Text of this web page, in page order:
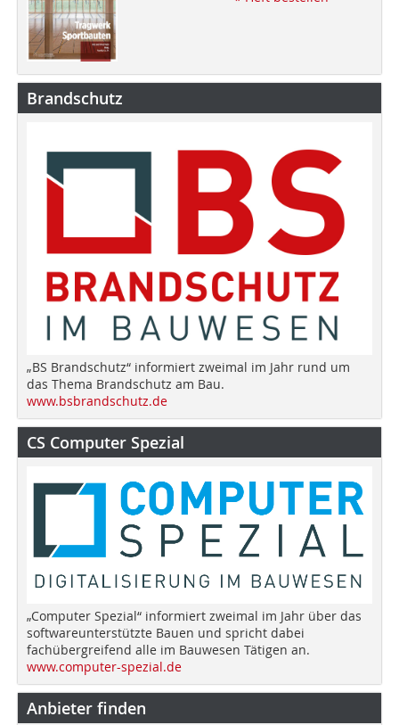
Brandschutz
„BS Brandschutz“ informiert zweimal im Jahr rund um
das Thema Brandschutz am Bau.
www.bsbrandschutz.de
CS Computer Spezial
„Computer Spezial“ informiert zweimal im Jahr über das
softwareunterstützte Bauen und spricht dabei
fachübergreifend alle im Bauwesen Tätigen an.
www.computer-spezial.de
Anbieter finden